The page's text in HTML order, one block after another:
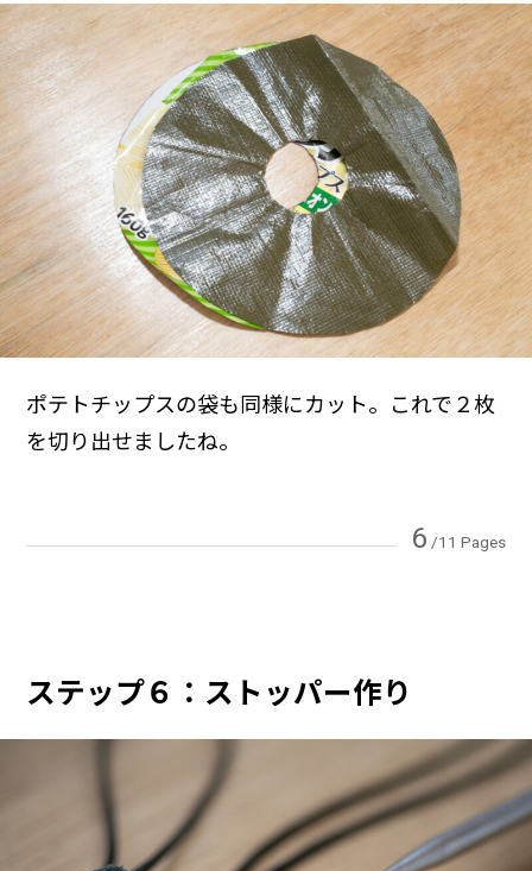
ポテトチップスの袋も同様にカット。これで２枚
を切り出せましたね。
6 /11 Pages
ステップ６：ストッパー作り